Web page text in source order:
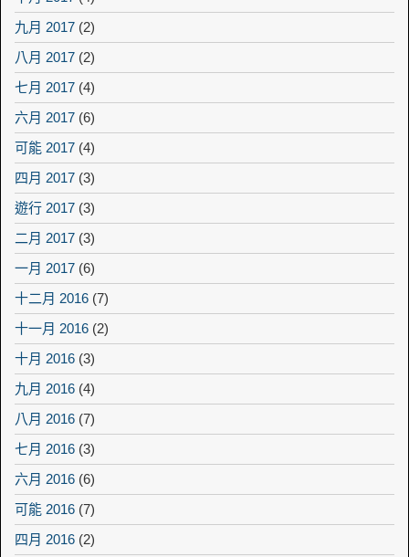
九月 2017 (2)
八月 2017 (2)
七月 2017 (4)
六月 2017 (6)
可能 2017 (4)
四月 2017 (3)
遊行 2017 (3)
二月 2017 (3)
一月 2017 (6)
十二月 2016 (7)
十一月 2016 (2)
十月 2016 (3)
九月 2016 (4)
八月 2016 (7)
七月 2016 (3)
六月 2016 (6)
可能 2016 (7)
四月 2016 (2)